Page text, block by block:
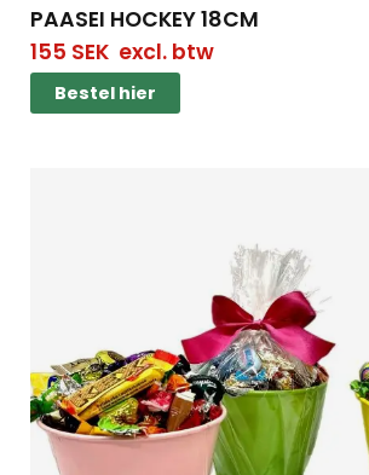
PAASEI HOCKEY 18CM
155 SEKexcl. btw
Bestel hier